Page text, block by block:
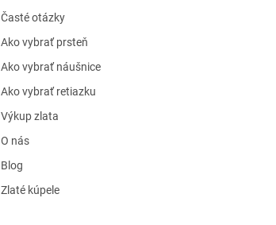
Časté otázky
Ako vybrať prsteň
Ako vybrať náušnice
Ako vybrať retiazku
Výkup zlata
O nás
Blog
Zlaté kúpele